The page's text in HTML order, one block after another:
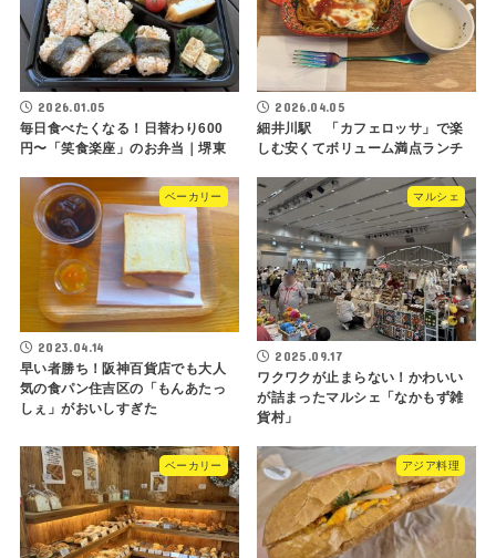
2026.01.05
毎日食べたくなる！日替わり600
円〜「笑食楽座」のお弁当｜堺東
2026.04.05
細井川駅 「カフェロッサ」で楽
しむ安くてボリューム満点ランチ
ベーカリー
2023.04.14
早い者勝ち！阪神百貨店でも大人
気の食パン住吉区の「もんあたっ
しぇ」がおいしすぎた
マルシェ
2025.09.17
ワクワクが止まらない！かわいい
が詰まったマルシェ「なかもず雑
貨村」
ベーカリー アジア料理